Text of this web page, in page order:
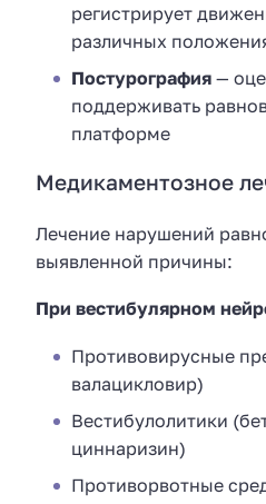
регистрирует
различных
Постурография —
поддерживать
платформе
Медикаментозное
Лечение нарушений
выявленной причины:
При вестибулярном
Противовирусные
валацикловир)
Вестибулолитики
циннаризин)
Противорвотные